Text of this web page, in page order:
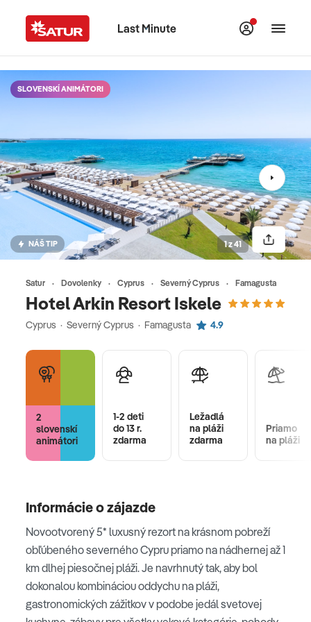
Last Minute
Satur Dovolenky Cyprus Severný Cyprus Famagusta
Hotel Arkin Resort Iskele
Cyprus · Severný Cyprus · Famagusta 4.9
SLOVENSKÍ ANIMÁTORI
NÁŠ TIP 1 z 41
2
slovenskí
animátori
1-2 deti
do 13 r.
zdarma
Ležadlá
na pláži
zdarma
Priamo
na pláži
Informácie o zájazde
Novootvorený 5* luxusný rezort na krásnom pobreží
obľúbeného severného Cypru priamo na nádhernej až 1
km dlhej piesočnej pláži. Je navrhnutý tak, aby bol
dokonalou kombináciou oddychu na pláži,
gastronomických zážitkov v podobe jedál svetovej